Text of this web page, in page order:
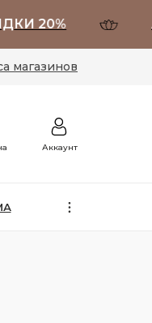
20%
магазинов
Аккаунт